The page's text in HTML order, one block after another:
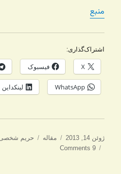
منبع
اشتراک‌گذاری:
X فیسبوک
WhatsApp لینکداین
ارسال
شده
ژوئن 14, 2013 دسته‌ها
مقاله برچسب‌ها
حریم
9 Comments